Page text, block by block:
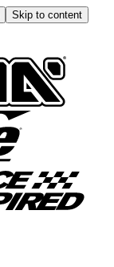
Skip to content